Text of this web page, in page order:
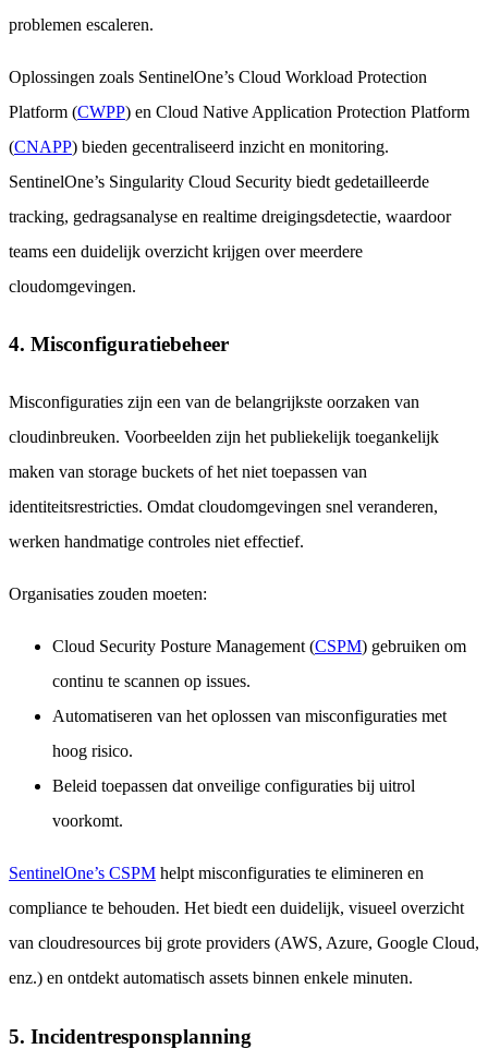
problemen escaleren.
Oplossingen zoals SentinelOne’s Cloud Workload Protection
Platform (CWPP) en Cloud Native Application Protection Platform
(CNAPP) bieden gecentraliseerd inzicht en monitoring.
SentinelOne’s Singularity Cloud Security biedt gedetailleerde
tracking, gedragsanalyse en realtime dreigingsdetectie, waardoor
teams een duidelijk overzicht krijgen over meerdere
cloudomgevingen.
4. Misconfiguratiebeheer
Misconfiguraties zijn een van de belangrijkste oorzaken van
cloudinbreuken. Voorbeelden zijn het publiekelijk toegankelijk
maken van storage buckets of het niet toepassen van
identiteitsrestricties. Omdat cloudomgevingen snel veranderen,
werken handmatige controles niet effectief.
Organisaties zouden moeten:
Cloud Security Posture Management (CSPM) gebruiken om
continu te scannen op issues.
Automatiseren van het oplossen van misconfiguraties met
hoog risico.
Beleid toepassen dat onveilige configuraties bij uitrol
voorkomt.
SentinelOne’s CSPM helpt misconfiguraties te elimineren en
compliance te behouden. Het biedt een duidelijk, visueel overzicht
van cloudresources bij grote providers (AWS, Azure, Google Cloud,
enz.) en ontdekt automatisch assets binnen enkele minuten.
5. Incidentresponsplanning